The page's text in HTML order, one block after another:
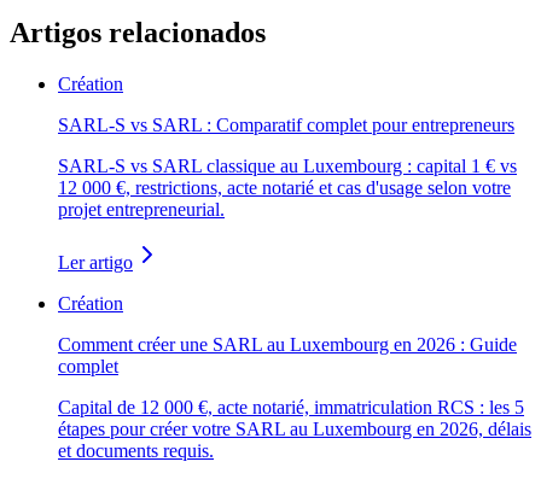
Artigos relacionados
Création
SARL-S vs SARL : Comparatif complet pour entrepreneurs
SARL-S vs SARL classique au Luxembourg : capital 1 € vs
12 000 €, restrictions, acte notarié et cas d'usage selon votre
projet entrepreneurial.
Ler artigo
Création
Comment créer une SARL au Luxembourg en 2026 : Guide
complet
Capital de 12 000 €, acte notarié, immatriculation RCS : les 5
étapes pour créer votre SARL au Luxembourg en 2026, délais
et documents requis.